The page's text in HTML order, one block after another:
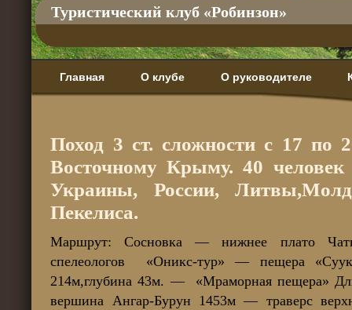
Туристический клуб «Робинзон»
Главная О клубе О руководителе
Поход 3 ст. сложности с 17 по
Восточному Крыму. 40 человек
Украины, России,
Пекелиса.
Маршрут: Сосновка — нижнее плато
спелеологов «Оникс-тур» — пещера
214м,глубина 43м. — «Мраморная пещера»
вершина Ангар-Бурун 1453м — траверс